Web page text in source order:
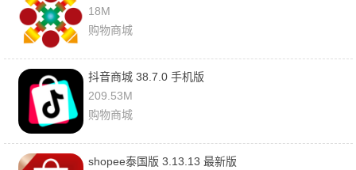
18M
购物商城
抖音商城 38.7.0 手机版
209.53M
购物商城
shopee泰国版 3.13.13 最新版